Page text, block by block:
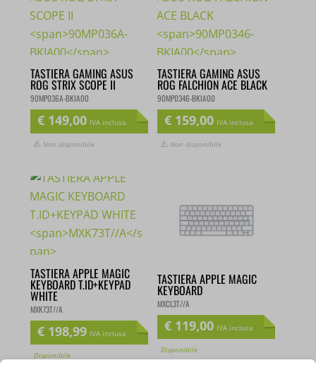
TASTIERA GAMING ASUS
ROG STRIX SCOPE II
90MP036A-BKIA00
€ 149,00 IVA inclusa
Non disponibile
TASTIERA GAMING ASUS
ROG FALCHION ACE BLACK
90MP0346-BKIA00
€ 159,00 IVA inclusa
Non disponibile
TASTIERA APPLE MAGIC
KEYBOARD T.ID+KEYPAD
WHITE
MXK73T//A
€ 198,99 IVA inclusa
Disponibile
TASTIERA APPLE MAGIC
KEYBOARD
MXCL3T//A
€ 119,00 IVA inclusa
Disponibile